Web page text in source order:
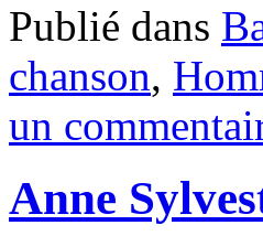
Publié dans
chanson,
un
Anne